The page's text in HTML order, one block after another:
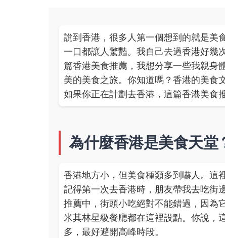
說到香港，很多人第一個想到的就是美
一口都讓人驚豔。我自己去過香港好幾
篇香港美食推薦，我想分享一些我親身
美的美食之旅。你知道嗎？香港的美食
如果你正在計劃去香港，這篇香港美食
為什麼香港是美食天堂
香港地方小，但美食種類多到嚇人。這
記得第一次去香港時，朋友帶我去吃街
推薦中，街頭小吃絕對不能錯過，因為
米其林星級餐廳都在這裡設點。你說，
多，最好避開高峰時段。